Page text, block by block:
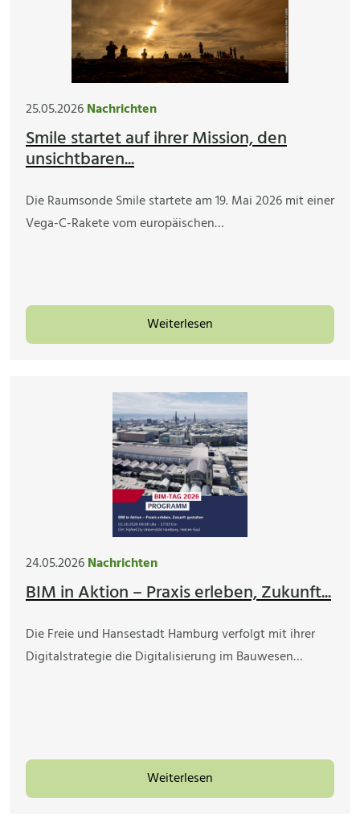
25.05.2026Nachrichten
Smile startet auf ihrer Mission, den
unsichtbaren...
Die Raumsonde Smile startete am 19. Mai 2026 mit einer
Vega-C-Rakete vom europäischen…
Weiterlesen
24.05.2026Nachrichten
BIM in Aktion – Praxis erleben, Zukunft...
Die Freie und Hansestadt Hamburg verfolgt mit ihrer
Digitalstrategie die Digitalisierung im Bauwesen…
Weiterlesen